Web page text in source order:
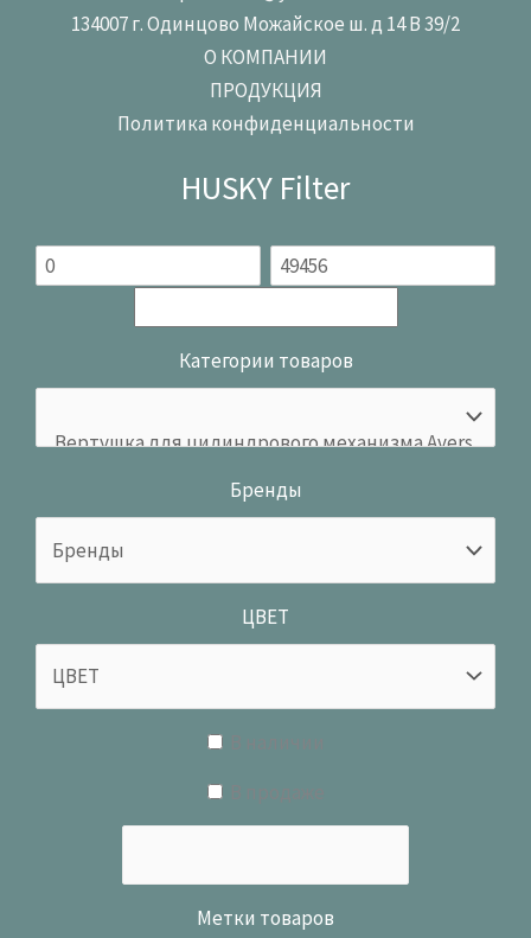
134007 г. Одинцово Можайское ш. д 14 В 39/2
О КОМПАНИИ
ПРОДУКЦИЯ
Политика конфиденциальности
HUSKY Filter
Категории товаров
Бренды
ЦВЕТ
Метки товаров